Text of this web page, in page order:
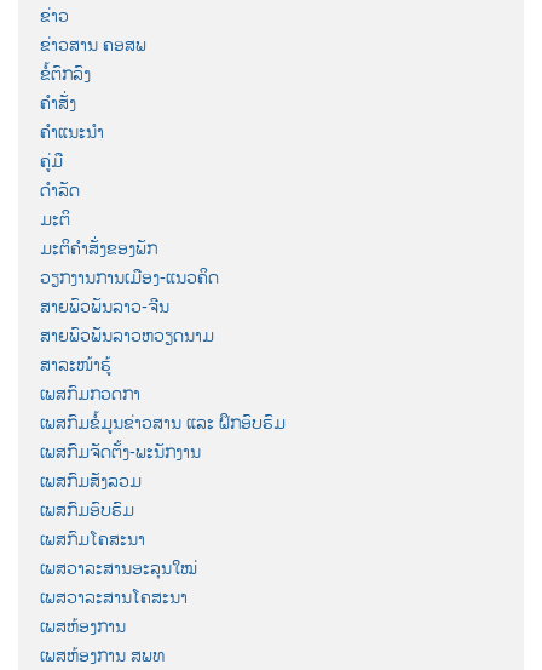
ຂ່າວ
ຂ່າວສານ ຄອສພ
ຂໍ້ຕົກລົງ
ຄຳສັ່ງ
ຄຳແນະນຳ
ຄູ່ມື
ດຳລັດ
ມະຕິ
ມະຕິຄຳສັ່ງຂອງພັກ
ວຽກງານການເມືອງ-ແນວຄິດ
ສາຍພົວພັນລາວ-ຈີນ
ສາຍພົວພັນລາວຫວຽດນາມ
ສາລະໜ້າຮູ້
ເພສກົມກວດກາ
ເພສກົມຂໍ້ມູນຂ່າວສານ ແລະ ຝຶກອົບຮົມ
ເພສກົມຈັດຕັ້ງ-ພະນັກງານ
ເພສກົມສັງລວມ
ເພສກົມອົບຮົມ
ເພສກົມໂຄສະນາ
ເພສວາລະສານອະລຸນໃໝ່
ເພສວາລະສານໂຄສະນາ
ເພສຫ້ອງການ
ເພສຫ້ອງການ ສພທ